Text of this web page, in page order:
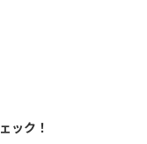
ック！